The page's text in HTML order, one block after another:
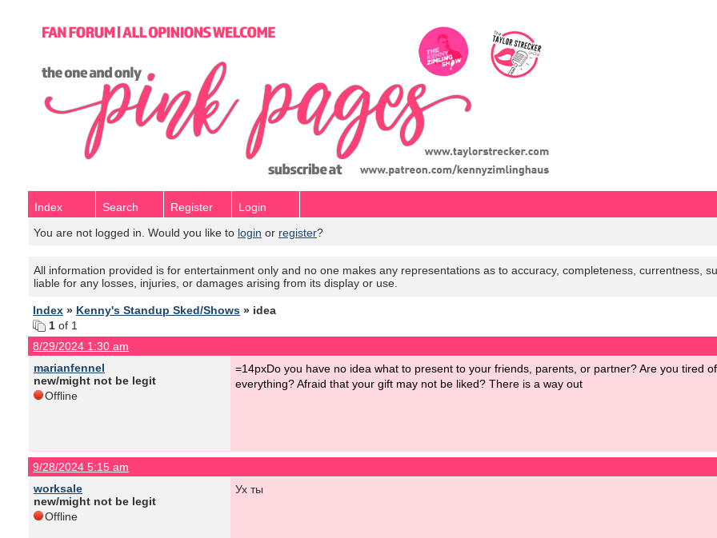
Index Search Register
Login
You are not logged in. Would you like to login or register?
All information provided is for entertainment only and no one makes any representations as to accuracy, completeness, currentness,
liable for any losses, injuries, or damages arising from its display or use.
Index » Kenny's Standup Sked/Shows » idea
1 of 1
8/29/2024 1:30 am
marianfennel
new/might not be legit
Offline
=14pxDo you have no idea what to present to your friends, parents, or partner? Are you tired
everything? Afraid that your gift may not be liked? There is a way out
9/28/2024 5:15 am
worksale
new/might not be legit
Offline
Ух ты